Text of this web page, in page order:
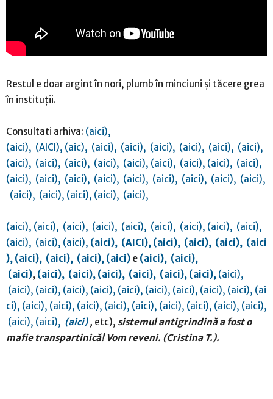
Restul e doar argint în nori, plumb în minciuni și tăcere grea
în instituții.
Consultati arhiva: (aici),
(aici), (AICI), (aic), (aici), (aici), (aici), (aici), (aici), (aici),
(aici), (aici), (aici), (aici), (aici), (aici), (aici), (aici), (aici),
(aici), (aici), (aici), (aici), (aici), (aici), (aici), (aici), (aici),
(aici), (aici), (aici), (aici), (aici),
(aici), (aici), (aici), (aici), (aici), (aici), (aici), (aici), (aici),
(aici), (aici), (aici), (aici), (AICI), (aici), (aici), (aici), (aici
), (aici), (aici), (aici), (aici) e (aici), (aici),
(aici), (aici), (aici), (aici), (aici), (aici), (aici), (aici),
(aici), (aici), (aici), (aici), (aici), (aici), (aici), (aici), (aici), (ai
ci), (aici), (aici), (aici), (aici), (aici), (aici), (aici), (aici), (aici),
(aici), (aici), (aici), etc), sistemul antigrindină a fost o
mafie transpartinică! Vom reveni. (Cristina T.).